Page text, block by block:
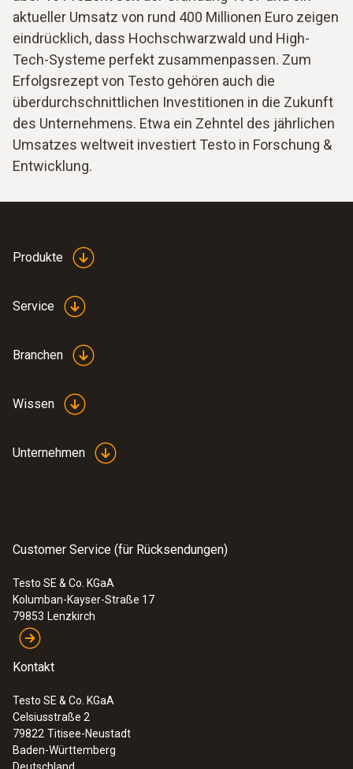
aktueller Umsatz von rund 400 Millionen Euro zeigen
eindrücklich, dass Hochschwarzwald und High-
Tech-Systeme perfekt zusammenpassen. Zum
Erfolgsrezept von Testo gehören auch die
überdurchschnittlichen Investitionen in die Zukunft
des Unternehmens. Etwa ein Zehntel des jährlichen
Umsatzes weltweit investiert Testo in Forschung &
Entwicklung.
Produkte
Service
Branchen
Wissen
Unternehmen
Customer Service (für Rücksendungen)
Testo SE & Co. KGaA
Kolumban-Kayser-Straße 17
79853 Lenzkirch
Kontakt
Testo SE & Co. KGaA
Celsiusstraße 2
79822 Titisee-Neustadt
Baden-Württemberg